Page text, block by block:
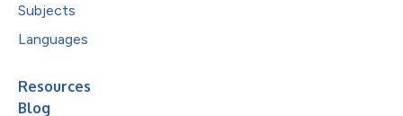
Subjects
Languages
Resources
Blog